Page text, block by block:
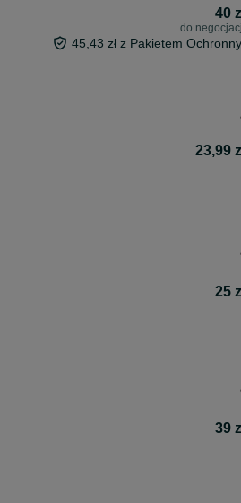
40
do
45,43 zł z Pakietem
23,99
25
39